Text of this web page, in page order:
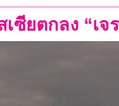
ซียตกลง “เจ